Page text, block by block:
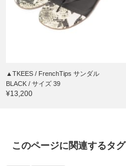
▲TKEES / FrenchTips サンダル
BLACK / サイズ 39
¥13,200
このページに関連するタグ